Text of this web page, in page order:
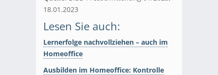
18.01.2023
Lesen Sie auch:
Lernerfolge nachvollziehen – auch im
Homeoffice
Ausbilden im Homeoffice: Kontrolle